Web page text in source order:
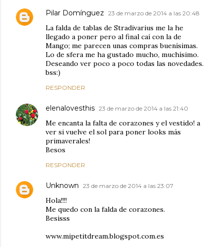
Pilar Domínguez 23 de marzo de 2014 a las 20:48
La falda de tablas de Stradivarius me la he
llegado a poner pero al final caí con la de
Mango; me parecen unas compras buenísimas.
Lo de sfera me ha gustado mucho, muchísimo.
Deseando ver poco a poco todas las novedades.
bss:)
RESPONDER
elenalovesthis 23 de marzo de 2014 a las 21:40
Me encanta la falta de corazones y el vestido! a
ver si vuelve el sol para poner looks más
primaverales!
Besos
RESPONDER
Unknown 23 de marzo de 2014 a las 23:07
Hola!!!!
Me quedo con la falda de corazones.
Besisss
www.mipetitdream.blogspot.com.es